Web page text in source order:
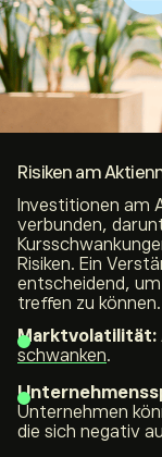
Risiken am
Investitionen am
verbunden,
Risiken. Ein
entscheidend,
treffen zu
Marktvolatilität:
schwanken.
Unternehmen
die sich negativ